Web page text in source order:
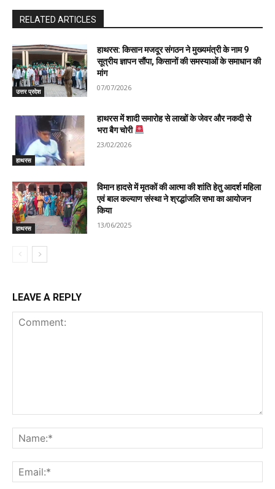
RELATED ARTICLES
उत्तर प्रदेश
हाथरस: किसान मजदूर संगठन ने मुख्यमंत्री के नाम 9
सूत्रीय ज्ञापन सौंपा, किसानों की समस्याओं के समाधान की
मांग
07/07/2026
हाथरस
हाथरस में शादी समारोह से लाखों के जेवर और नकदी से
भरा बैग चोरी
23/02/2026
हाथरस
विमान हादसे में मृतकों की आत्मा की शांति हेतु आदर्श महिला
एवं बाल कल्याण संस्था ने श्रद्धांजलि सभा का आयोजन
किया
13/06/2025
LEAVE A REPLY